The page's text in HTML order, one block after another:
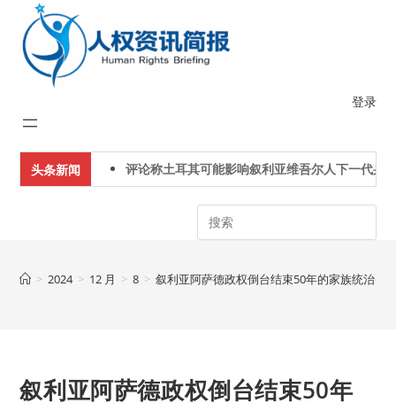
content
登录
头条新闻 评论称土耳其可能影响叙利亚维吾尔人下一代身份
Search
> 2024 > 12 月 > 8 > 叙利亚阿萨德政权倒台结束50年的家族统治
叙利亚阿萨德政权倒台结束50年